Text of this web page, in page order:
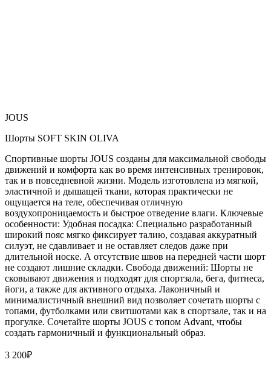
JOUS
Шорты SOFT SKIN OLIVA
Спортивные шорты JOUS созданы для максимальной свободы
движений и комфорта как во время интенсивных тренировок,
так и в повседневной жизни. Модель изготовлена из мягкой,
эластичной и дышащей ткани, которая практически не
ощущается на теле, обеспечивая отличную
воздухопроницаемость и быстрое отведение влаги. Ключевые
особенности: Удобная посадка: Специально разработанный
широкий пояс мягко фиксирует талию, создавая аккуратный
силуэт, не сдавливает и не оставляет следов даже при
длительной носке. А отсутствие швов на передней части шорт
не создают лишние складки. Свобода движений: Шорты не
сковывают движения и подходят для спортзала, бега, фитнеса,
йоги, а также для активного отдыха. Лаконичный и
минималистичный внешний вид позволяет сочетать шорты с
топами, футболками или свитшотами как в спортзале, так и на
прогулке. Сочетайте шорты JOUS с топом Advant, чтобы
создать гармоничный и функциональный образ.
3 200₽